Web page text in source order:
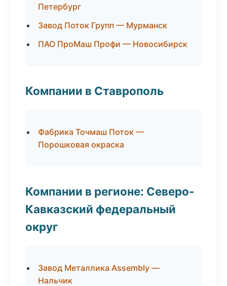
Петербург
Завод Поток Групп — Мурманск
ПАО ПроМаш Профи — Новосибирск
Компании в Ставрополь
Фабрика Точмаш Поток —
Порошковая окраска
Компании в регионе: Северо-
Кавказский федеральный
округ
Завод Металлика Assembly —
Нальчик